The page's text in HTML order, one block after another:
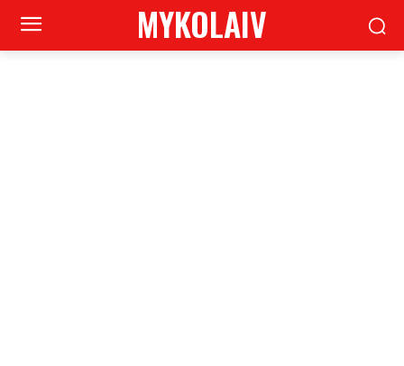
MYKOLAIV